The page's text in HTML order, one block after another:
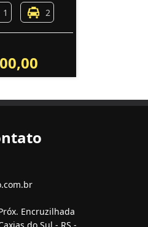
1 2
Encruzilhada